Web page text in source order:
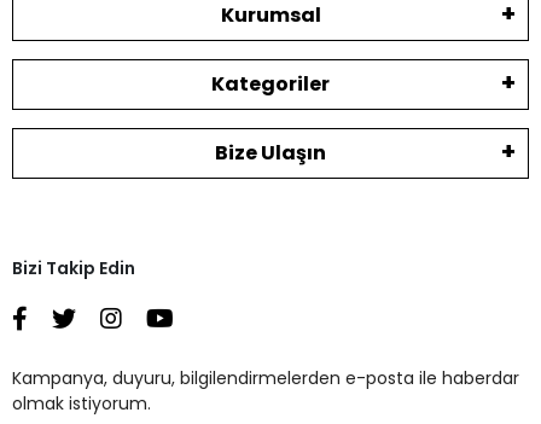
Kurumsal
Kategoriler
Bize Ulaşın
Bizi Takip Edin
Kampanya, duyuru, bilgilendirmelerden e-posta ile haberdar
olmak istiyorum.